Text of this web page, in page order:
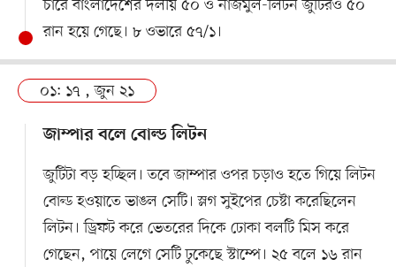
চারে বাংলাদেশের দলীয় ৫০ ও নাজমুল-লিটন জুটিরও ৫০
রান হয়ে গেছে। ৮ ওভারে ৫৭/১।
০১: ১৭ , জুন ২১
জাম্পার বলে বোল্ড লিটন
জুটিটা বড় হচ্ছিল। তবে জাম্পার ওপর চড়াও হতে গিয়ে লিটন
বোল্ড হওয়াতে ভাঙল সেটি। স্লগ সুইপের চেষ্টা করেছিলেন
লিটন। ড্রিফট করে ভেতরের দিকে ঢোকা বলটি মিস করে
গেছেন, পায়ে লেগে সেটি ঢুকেছে স্টাম্পে। ২৫ বলে ১৬ রান